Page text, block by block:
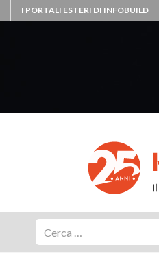
I PORTALI ESTERI DI INFOBUILD